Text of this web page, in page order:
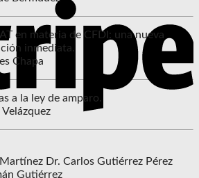
en materia de CFDI: una nueva
inmediata.
Chapa
a la ley de amparo.
Dr. Carlos Gutiérrez Pérez
Gutiérrez